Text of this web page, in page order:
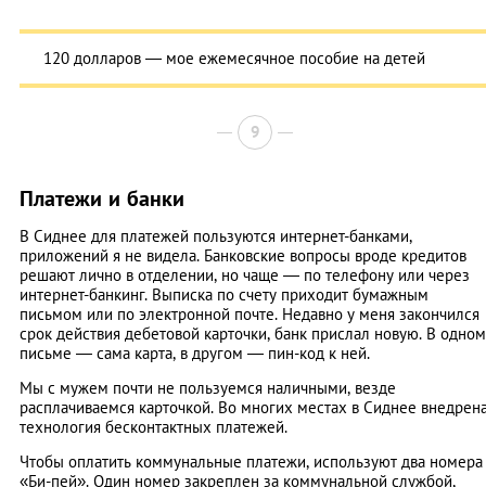
120 долларов — мое ежемесячное пособие на детей
9
Платежи и банки
В Сиднее для платежей пользуются интернет-банками,
приложений я не видела. Банковские вопросы вроде кредитов
решают лично в отделении, но чаще — по телефону или через
интернет-банкинг. Выписка по счету приходит бумажным
письмом или по электронной почте. Недавно у меня закончился
срок действия дебетовой карточки, банк прислал новую. В одном
письме — сама карта, в другом — пин-код к ней.
Мы с мужем почти не пользуемся наличными, везде
расплачиваемся карточкой. Во многих местах в Сиднее
технология бесконтактных платежей.
Чтобы оплатить коммунальные платежи, используют два номера
«Би-пей». Один номер закреплен за коммунальной службой,